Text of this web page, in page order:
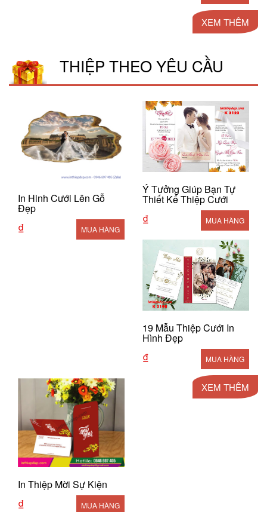
XEM THÊM
THIỆP THEO YÊU CẦU
In Hinh Cưới Lên Gỗ
Đẹp
₫ MUA HÀNG
Ý Tưởng Giúp Bạn Tự
Thiết Kế Thiệp Cưới
₫ MUA HÀNG
19 Mẫu Thiệp Cưới In
Hình Đẹp
₫ MUA HÀNG
In Thiệp Mời Sự Kiện
₫ MUA HÀNG
XEM THÊM